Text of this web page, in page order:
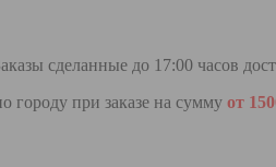
сделанные до 17:00 часов
городу при заказе на сумму от